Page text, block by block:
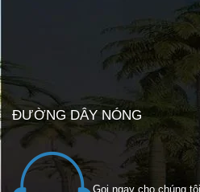
ĐƯỜNG DÂY NÓNG
Gọi ngay cho chúng